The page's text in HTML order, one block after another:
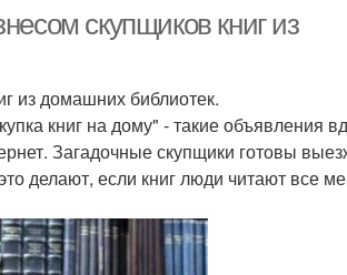
скупщиков книг из
из домашних библиотек.
книг на дому" - такие объявления
Загадочные скупщики готовы
делают, если книг люди читают все